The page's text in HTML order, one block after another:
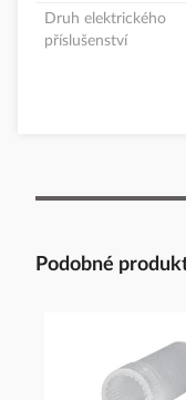
Druh elektrického
příslušenství
Podobné